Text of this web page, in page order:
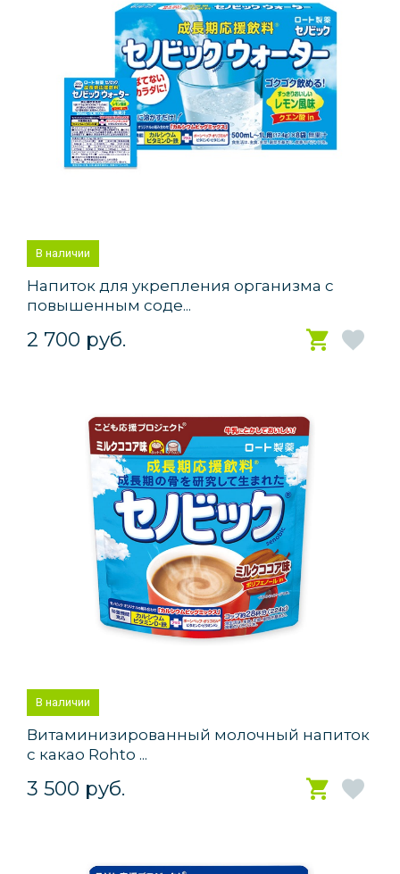
В наличии
Напиток для укрепления организма с
повышенным соде...
2 700 руб.
В наличии
Витаминизированный молочный напиток
с какао Rohto ...
3 500 руб.